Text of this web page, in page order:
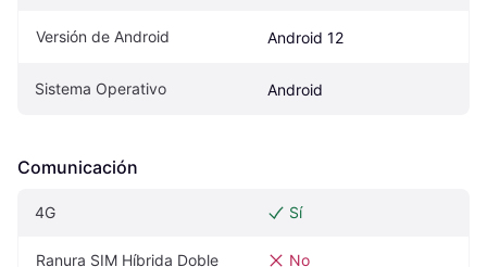
Versión de Android Android 12
Sistema Operativo Android
Comunicación
4G Sí
Ranura SIM Híbrida Doble No